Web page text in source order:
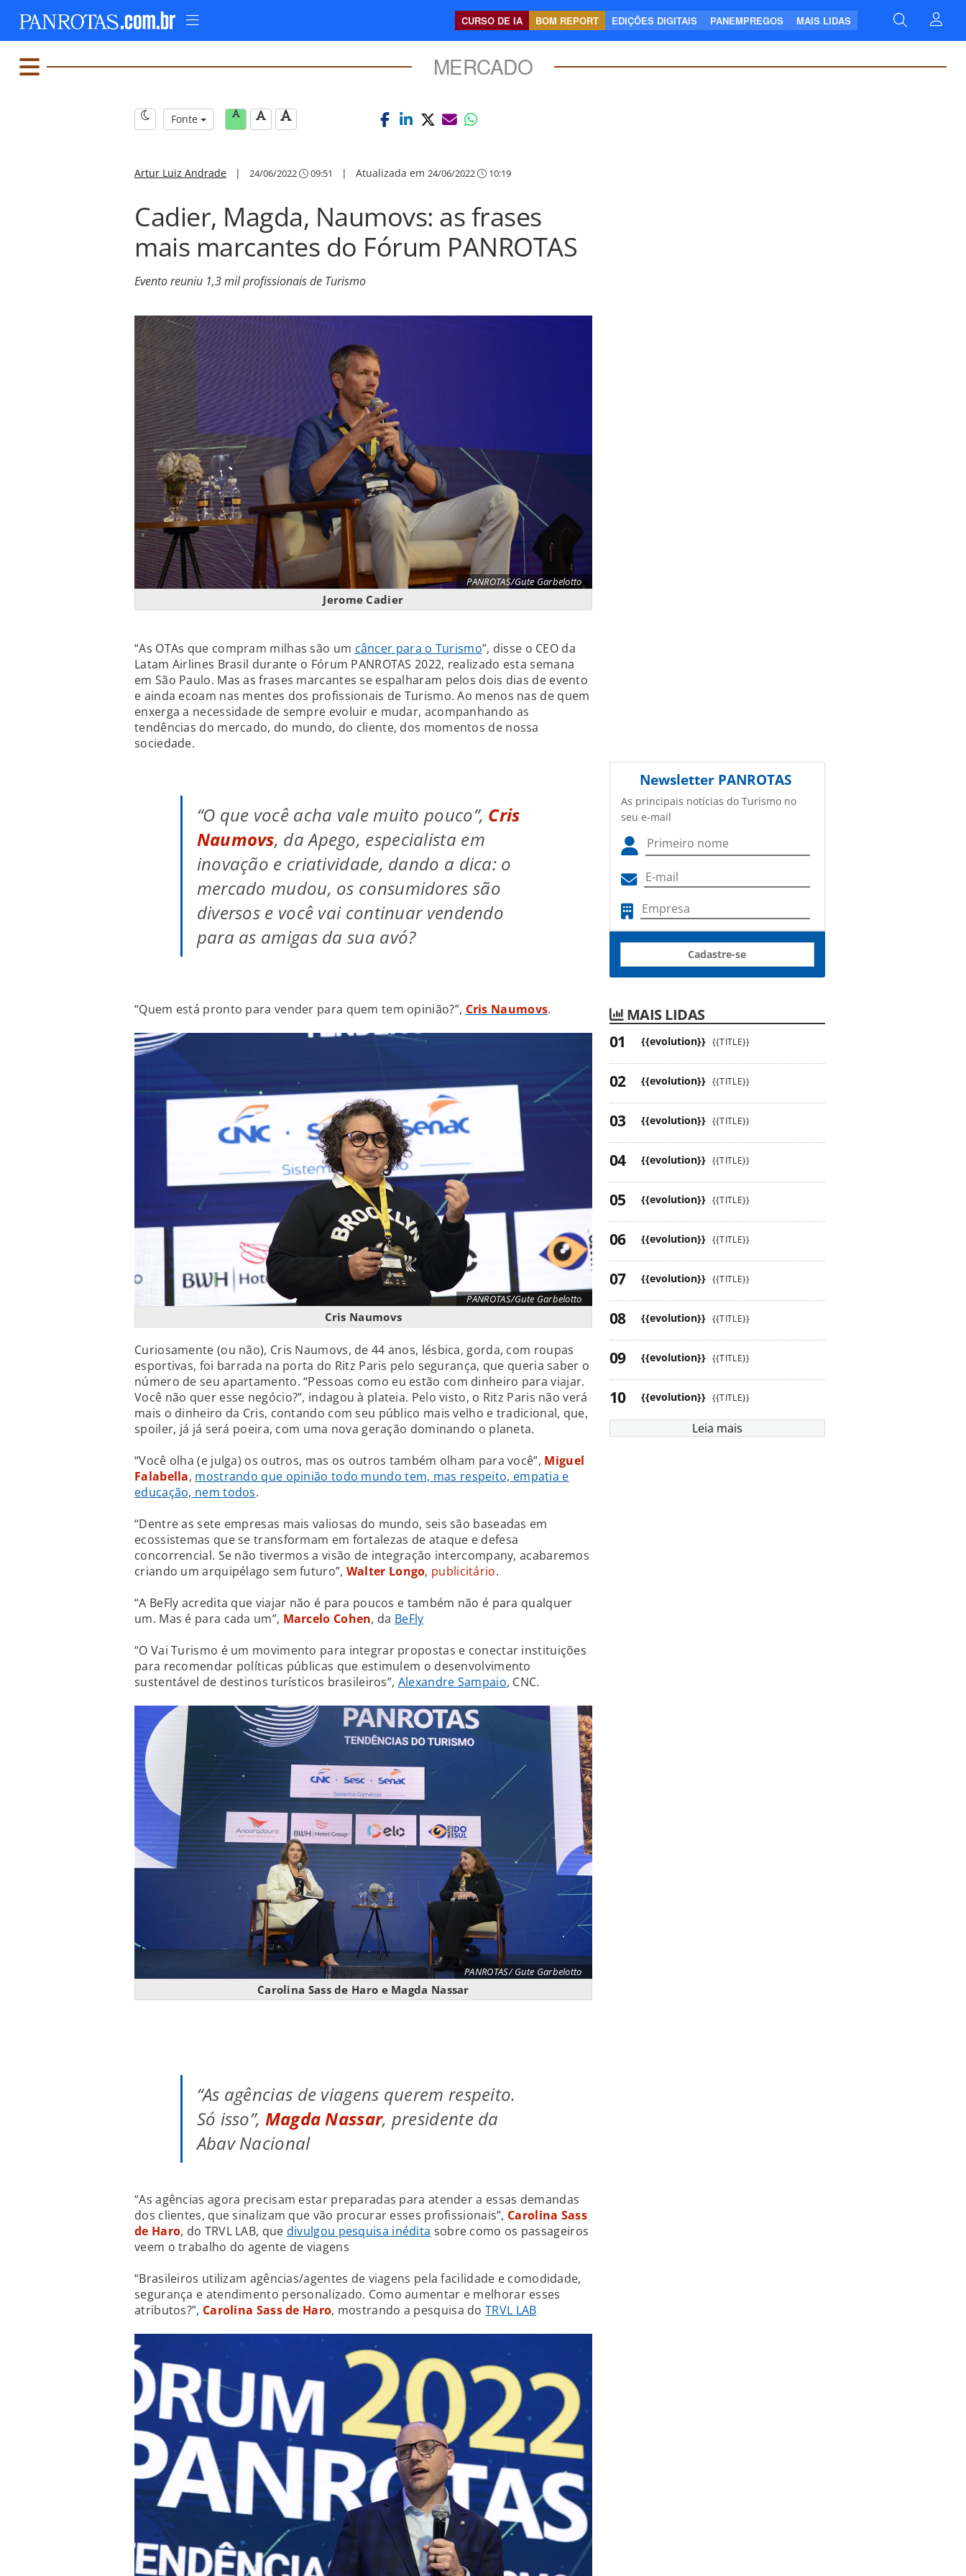
CURSO DE IA BOM REPORT EDIÇÕES DIGITAIS PANEMPREGOS MAIS LIDAS
MERCADO
Fonte
Artur Luiz Andrade | 24/06/2022 09:51 | Atualizada em 24/06/2022 10:19
Cadier, Magda, Naumovs: as frases
mais marcantes do Fórum PANROTAS
Evento reuniu 1,3 mil profissionais de Turismo
PANROTAS/Gute Garbelotto
Jerome Cadier
“As OTAs que compram milhas são um câncer para o Turismo”, disse o CEO da
Latam Airlines Brasil durante o Fórum PANROTAS 2022, realizado esta semana
em São Paulo. Mas as frases marcantes se espalharam pelos dois dias de evento
e ainda ecoam nas mentes dos profissionais de Turismo. Ao menos nas de quem
enxerga a necessidade de sempre evoluir e mudar, acompanhando as
tendências do mercado, do mundo, do cliente, dos momentos de nossa
sociedade.
“O que você acha vale muito pouco”, Cris
Naumovs, da Apego, especialista em
inovação e criatividade, dando a dica: o
mercado mudou, os consumidores são
diversos e você vai continuar vendendo
para as amigas da sua avó?
“Quem está pronto para vender para quem tem opinião?”, Cris Naumovs.
PANROTAS/Gute Garbelotto
Cris Naumovs
Curiosamente (ou não), Cris Naumovs, de 44 anos, lésbica, gorda, com roupas
esportivas, foi barrada na porta do Ritz Paris pelo segurança, que queria saber o
número de seu apartamento. “Pessoas como eu estão com dinheiro para viajar.
Você não quer esse negócio?”, indagou à plateia. Pelo visto, o Ritz Paris não verá
mais o dinheiro da Cris, contando com seu público mais velho e tradicional, que,
spoiler, já já será poeira, com uma nova geração dominando o planeta.
“Você olha (e julga) os outros, mas os outros também olham para você”, Miguel
Falabella, mostrando que opinião todo mundo tem, mas respeito, empatia e
educação, nem todos.
“Dentre as sete empresas mais valiosas do mundo, seis são baseadas em
ecossistemas que se transformam em fortalezas de ataque e defesa
concorrencial. Se não tivermos a visão de integração intercompany, acabaremos
criando um arquipélago sem futuro”, Walter Longo, publicitário.
“A BeFly acredita que viajar não é para poucos e também não é para qualquer
um. Mas é para cada um”, Marcelo Cohen, da BeFly
“O Vai Turismo é um movimento para integrar propostas e conectar instituições
para recomendar políticas públicas que estimulem o desenvolvimento
sustentável de destinos turísticos brasileiros”, Alexandre Sampaio, CNC.
PANROTAS/ Gute Garbelotto
Carolina Sass de Haro e Magda Nassar
“As agências de viagens querem respeito.
Só isso”, Magda Nassar, presidente da
Abav Nacional
“As agências agora precisam estar preparadas para atender a essas demandas
dos clientes, que sinalizam que vão procurar esses profissionais”, Carolina Sass
de Haro, do TRVL LAB, que divulgou pesquisa inédita sobre como os passageiros
veem o trabalho do agente de viagens
“Brasileiros utilizam agências/agentes de viagens pela facilidade e comodidade,
segurança e atendimento personalizado. Como aumentar e melhorar esses
atributos?”, Carolina Sass de Haro, mostrando a pesquisa doTRVL LAB
Newsletter PANROTAS
As principais notícias do Turismo no
seu e-mail
Cadastre-se
MAIS LIDAS
{{evolution}} {{TITLE}}
{{evolution}} {{TITLE}}
{{evolution}} {{TITLE}}
{{evolution}} {{TITLE}}
{{evolution}} {{TITLE}}
{{evolution}} {{TITLE}}
{{evolution}} {{TITLE}}
{{evolution}} {{TITLE}}
{{evolution}} {{TITLE}}
{{evolution}} {{TITLE}}
Leia mais